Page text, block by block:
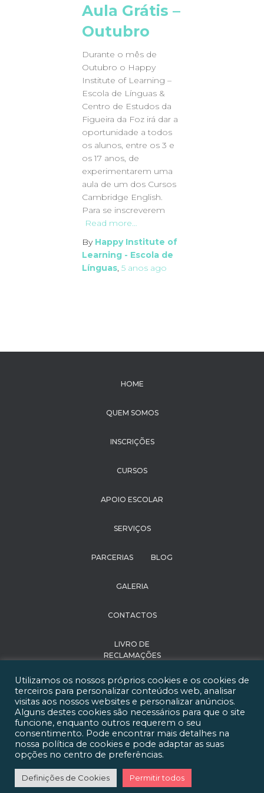
Aula Grátis –
Outubro
Durante o mês de
Outubro o Happy
Institute of Learning –
Escola de Línguas &
Centro de Estudos da
Figueira da Foz irá dar a
oportunidade a todos
os alunos, entre os 3 e
os 17 anos, de
experimentarem uma
aula de um dos Cursos
Cambridge English.
Para se inscreverem
Read more…
By Happy Institute of
Learning - Escola de
Línguas, 5 anos ago
HOME
QUEM SOMOS
INSCRIÇÕES
CURSOS
APOIO ESCOLAR
SERVIÇOS
PARCERIAS BLOG
GALERIA
CONTACTOS
LIVRO DE
RECLAMAÇÕES
POLÍTICA DE
PRIVACIDADE
RECRUTAMENTO
Happy Institute of
os direitos reservados
Utilizamos os nossos próprios cookies e os cookies de
terceiros para personalizar conteúdos web, analisar
visitas aos nossos websites e personalizar anúncios.
Alguns destes cookies são necessários para que o site
funcione, enquanto outros requerem o seu
consentimento. Pode encontrar mais detalhes na
nossa política de cookies e pode adaptar as suas
opções no centro de preferências.
Definições de Cookies Permitir todos